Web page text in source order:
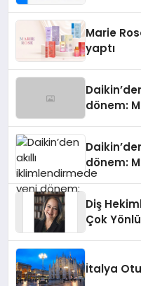
Marie
yaptı
dönem:
dönem:
Diş
Çok
İtalya